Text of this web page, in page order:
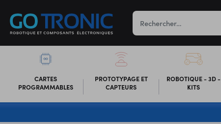
CARTES
PROGRAMMABLES
PROTOTYPAGE ET
CAPTEURS
ROBOTIQUE - 3D -
KITS